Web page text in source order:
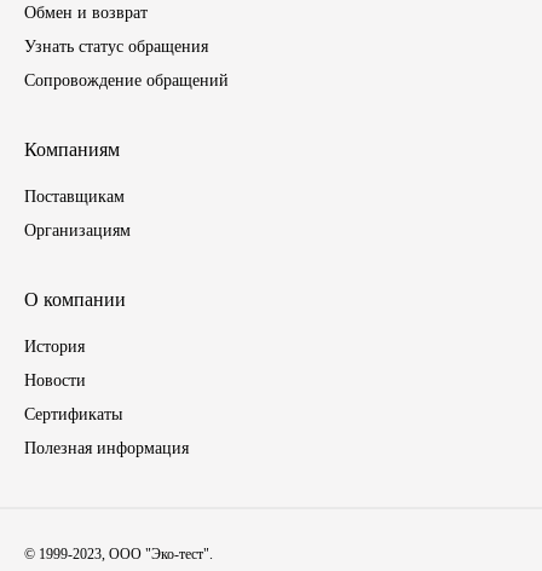
Лампы
Инструмент
Хомуты
Метизы универсальные
Фитинги
Камеры колеса, ободная лента
Обмен и возврат
Узнать статус обращения
Сопровождение обращений
Компаниям
Поставщикам
Организациям
О компании
История
Новости
Сертификаты
Полезная информация
© 1999-2023, ООО "Эко-тест".